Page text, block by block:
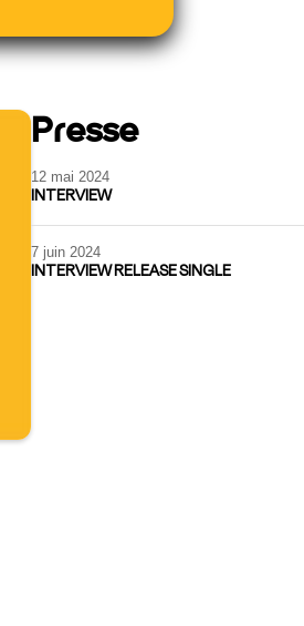
Presse
12 mai 2024
INTERVIEW
7 juin 2024
INTERVIEW RELEASE SINGLE